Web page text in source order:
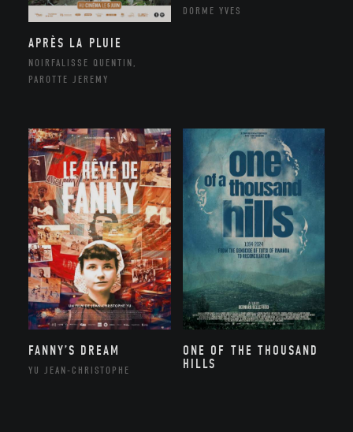
APRÈS LA PLUIE
NOIRFALISSE QUENTIN,
PAROTTE JEREMY
DORME YVES
FANNY’S DREAM
YU JEAN-CHRISTOPHE
ONE OF THE THOUSAND
HILLS